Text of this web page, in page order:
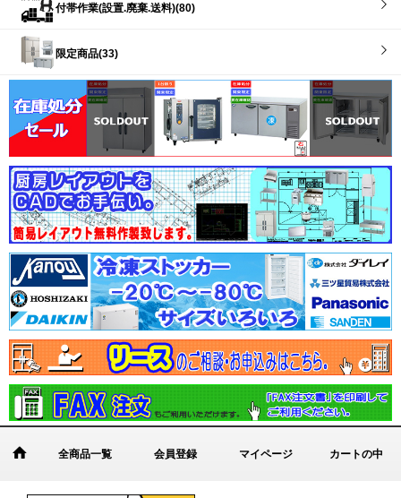
付帯作業(設置.廃棄.送料)(80)
限定商品(33)
全商品一覧 会員登録 マイページ カートの中